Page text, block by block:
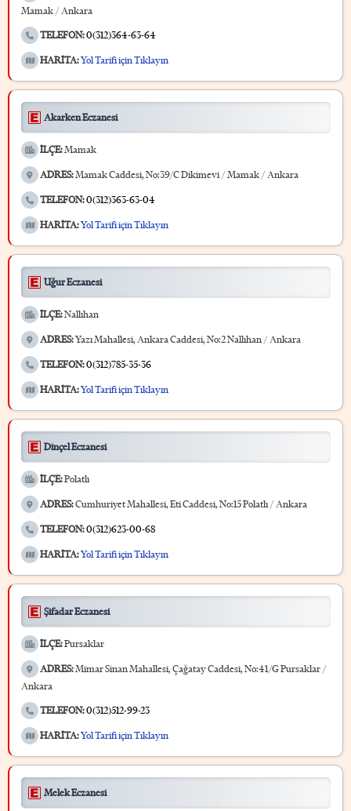
Mamak / Ankara
TELEFON:0(312)364-63-64
HARİTA:Yol Tarifi için Tıklayın
Akarken Eczanesi
İLÇE:Mamak
ADRES:Mamak Caddesi, No:39/C Dikimevi / Mamak / Ankara
TELEFON:0(312)363-63-04
HARİTA:Yol Tarifi için Tıklayın
Uğur Eczanesi
İLÇE:Nallıhan
ADRES:Yazı Mahallesi, Ankara Caddesi, No:2 Nallıhan / Ankara
TELEFON:0(312)785-35-36
HARİTA:Yol Tarifi için Tıklayın
Dinçel Eczanesi
İLÇE:Polatlı
ADRES:Cumhuriyet Mahallesi, Eti Caddesi, No:15 Polatlı / Ankara
TELEFON:0(312)623-00-68
HARİTA:Yol Tarifi için Tıklayın
Şifadar Eczanesi
İLÇE:Pursaklar
ADRES:Mimar Sinan Mahallesi, Çağatay Caddesi, No:41/G Pursaklar /
Ankara
TELEFON:0(312)512-99-23
HARİTA:Yol Tarifi için Tıklayın
Melek Eczanesi